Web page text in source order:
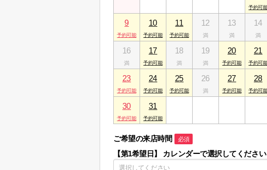
9 10 11 12 13 14
16 17 18 19 20 21
23 24 25 26 27 28
30 31
ご希望の来店時間 必須
【第1希望日】 カレンダーで選択してください